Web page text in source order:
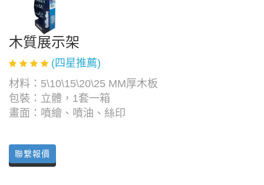
木質展示架
(四星推薦)
材料：5\10\15\20\25 MM厚木板
包裝：立體，1套一箱
畫面：噴繪、噴油、絲印
聯繫報價